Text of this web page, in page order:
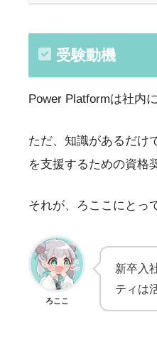
受験動機
Power Platformは社内
ただ、知識があるだけ
を支援するための資格
それが、ろここにとっ
ろここ
新卒入
ティは